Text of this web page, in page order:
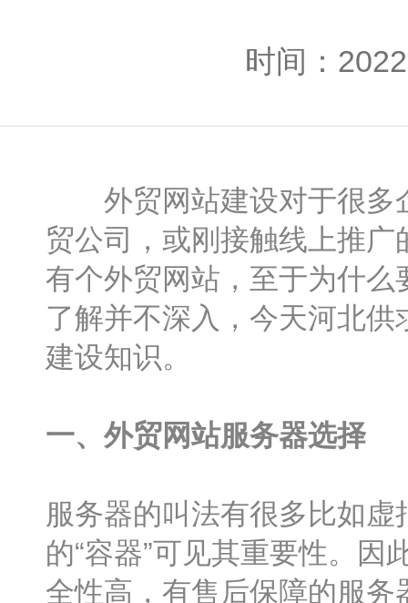
时间：
外贸网站建设对于很多
贸公司，或刚接触线上推
有个外贸网站，至于为什
了解并不深入，今天河北
建设知识。
一、外贸网站服务器选择
服务器的叫法有很多比如
的“容器”可见其重要性。
全性高，有售后保障的服